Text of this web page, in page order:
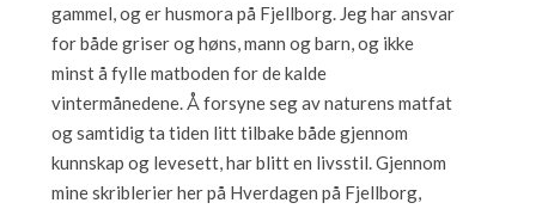
gammel, og er husmora på Fjellborg. Jeg har ansvar
for både griser og høns, mann og barn, og ikke
minst å fylle matboden for de kalde
vintermånedene. Å forsyne seg av naturens matfat
og samtidig ta tiden litt tilbake både gjennom
kunnskap og levesett, har blitt en livsstil. Gjennom
mine skriblerier her på Hverdagen på Fjellborg,